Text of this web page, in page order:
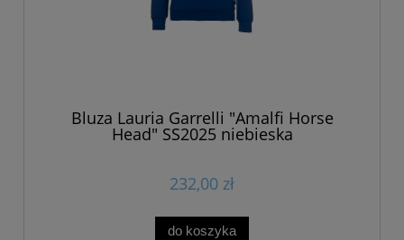
Bluza Lauria Garrelli "Amalfi Horse
Head" SS2025 niebieska
232,00 zł
do koszyka